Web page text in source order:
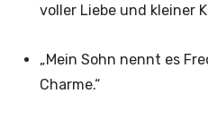
voller Liebe und kleiner
„Mein Sohn nennt es
Charme.“